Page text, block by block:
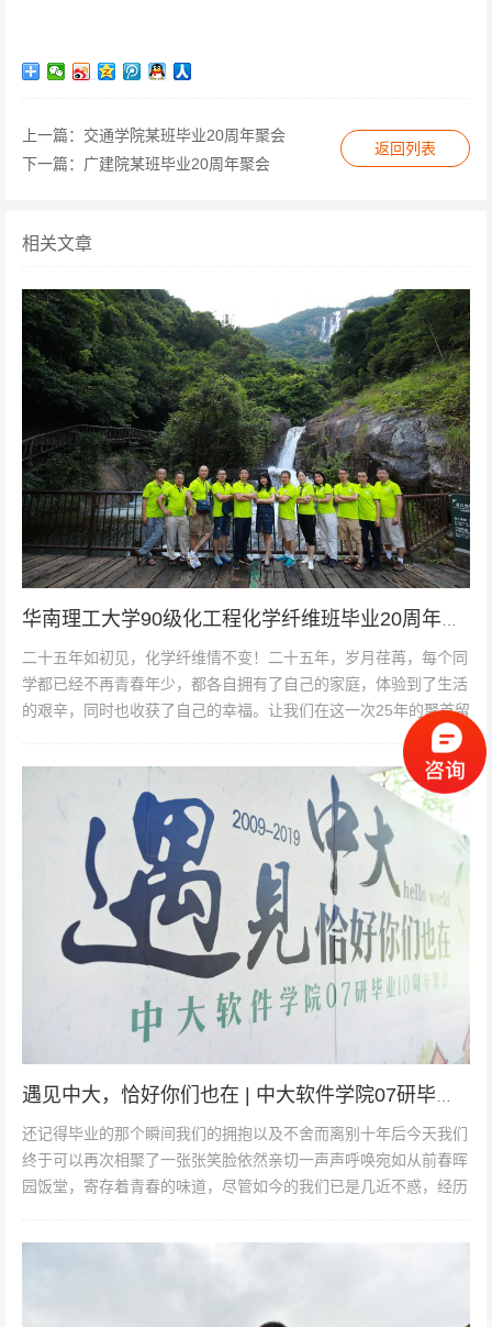
返回列表
上一篇： 交通学院某班毕业20周年聚会
下一篇： 广建院某班毕业20周年聚会
相关文章
二十五年如初见，化学纤维情不变！二十五年，岁月荏苒，每个同
学都已经不再青春年少，都各自拥有了自己的家庭，体验到了生活
的艰辛，同时也收获了自己的幸福。让我们在这一次25年的聚首留
遇见中大，恰好你们也在 | 中大软件学院07研毕业10周年聚会
还记得毕业的那个瞬间我们的拥抱以及不舍而离别十年后今天我们
终于可以再次相聚了一张张笑脸依然亲切一声声呼唤宛如从前春晖
园饭堂，寄存着青春的味道，尽管如今的我们已是几近不惑，经历